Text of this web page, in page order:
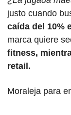
justo cuando
caída del 10%
marca quiere
fitness,
retail.
Moraleja para